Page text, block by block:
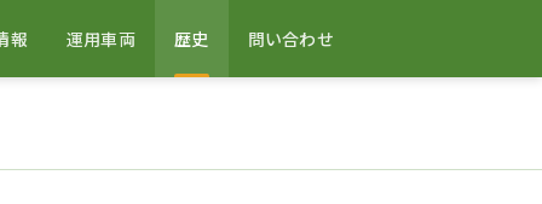
報 運用車両 歴史 問い合わせ